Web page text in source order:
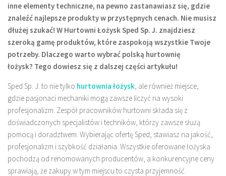
inne elementy techniczne, na pewno zastanawiasz się, gdzie
znaleźć najlepsze produkty w przystępnych cenach. Nie musisz
dłużej szukać! W Hurtowni Łożysk Sped Sp. J. znajdziesz
szeroką gamę produktów, które zaspokoją wszystkie Twoje
potrzeby. Dlaczego warto wybrać polską hurtownię
łożysk? Tego dowiesz się z dalszej części artykułu!
Sped Sp. J. to nie tylko hurtownia łożysk , ale również miejsce,
gdzie pasjonaci mechaniki mogą zawsze liczyć na wysoki
profesjonalizm. Zespół pracowników hurtowni składa się z
doświadczonych specjalistów i techników, którzy zawsze służą
pomocą i doradztwem. Wybierając ofertę Sped, stawiasz na jakość,
profesjonalizm i szybkość działania. Wszystkie oferowane łożyska
pochodzą od renomowanych producentów, a konkurencyjne ceny
sprawiają, że zakupy w tym miejscu to czysta przyjemność.